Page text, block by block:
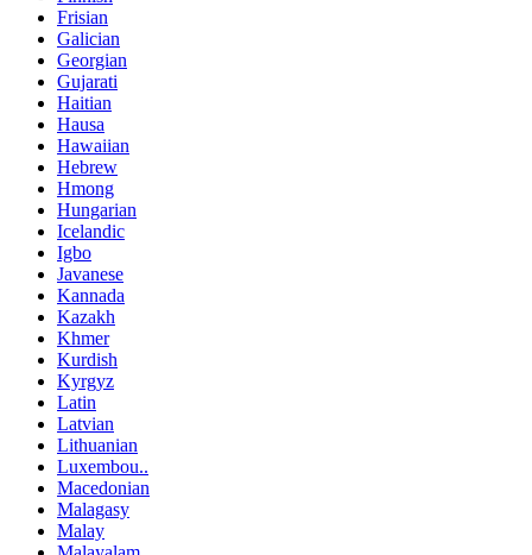
Frisian
Galician
Georgian
Gujarati
Haitian
Hausa
Hawaiian
Hebrew
Hmong
Hungarian
Icelandic
Igbo
Javanese
Kannada
Kazakh
Khmer
Kurdish
Kyrgyz
Latin
Latvian
Lithuanian
Luxembou..
Macedonian
Malagasy
Malay